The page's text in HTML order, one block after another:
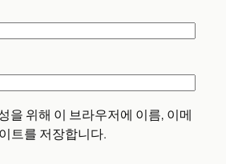
을 위해 이 브라우저에 이름, 이메
트를 저장합니다.